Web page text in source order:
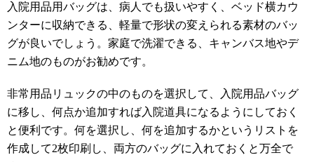
入院用品用バッグは、病人でも扱いやすく、ベッド横カウ
ンターに収納できる、軽量で形状の変えられる素材のバッ
グが良いでしょう。家庭で洗濯できる、キャンバス地やデ
ニム地のものがお勧めです。
非常用品リュックの中のものを選択して、入院用品バッグ
に移し、何点か追加すれば入院道具になるようにしておく
と便利です。何を選択し、何を追加するかというリストを
作成して2枚印刷し、両方のバッグに入れておくと万全で